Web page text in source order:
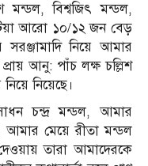
মন্ডল, বিশ্বজিৎ মন্ডল,
আরো ১০/১২ জন বেড়
নিয়ে আমার
আনু: পাঁচ লক্ষ চল্লিশ
নিয়েছে।
চন্দ্র মন্ডল, আমার
আমার মেয়ে রীতা মন্ডল
তারা আমাদেরকে